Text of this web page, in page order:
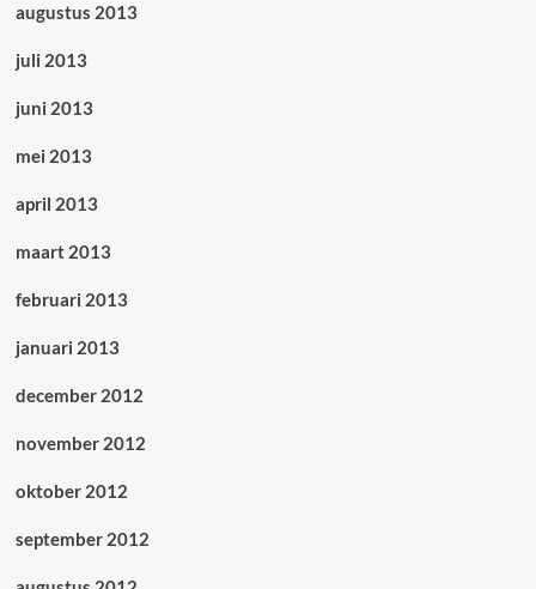
augustus 2013
juli 2013
juni 2013
mei 2013
april 2013
maart 2013
februari 2013
januari 2013
december 2012
november 2012
oktober 2012
september 2012